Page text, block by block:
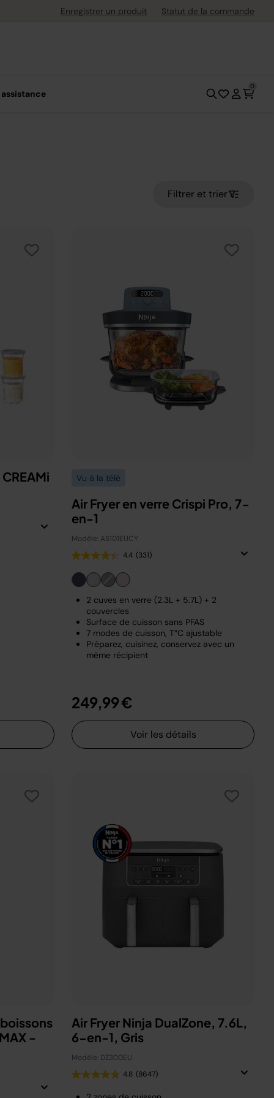
dès 40 € d'achatEnregistrer un produit Statut de la commande
0
Filtrer et trier
Vu à la télé
Air Fryer en verre Crispi Pro, 7-
en-1
Modèle: AS101EUCY
4.4 (331)
2 cuves en verre (2.3L + 5.7L) + 2
couvercles
Surface de cuisson sans PFAS
7 modes de cuisson, T°C ajustable
Préparez, cuisinez, conservez avec un
même récipient
249,99 €
Voir les détails
-
Air Fryer Ninja DualZone, 7.6L,
6-en-1, Gris
Modèle: DZ300EU
4.8 (8647)